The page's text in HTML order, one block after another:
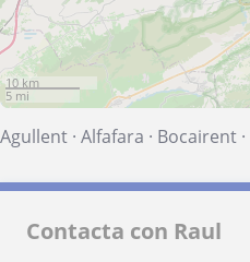
10 km
5 mi
Agullent · Alfafara · Bocairent ·
Contacta con Raul